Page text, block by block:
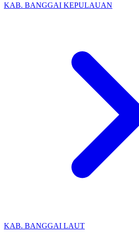
KAB. BANGGAI KEPULAUAN
KAB. BANGGAI LAUT